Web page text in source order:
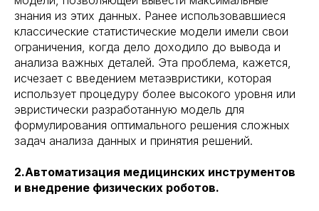
знания из этих данных. Ранее использовавшиеся
классические статистические модели имели свои
ограничения, когда дело доходило до вывода и
анализа важных деталей. Эта проблема, кажется,
исчезает с введением метаэвристики, которая
использует процедуру более высокого уровня или
эвристически разработанную модель для
формулирования оптимального решения сложных
задач анализа данных и принятия решений.
2.Автоматизация медицинских инструментов
и внедрение физических роботов.